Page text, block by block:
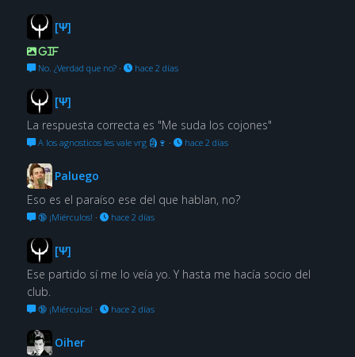
[Ψ]
GIF
No. ¿Verdad que no?· hace 2 días
[Ψ]
La respuesta correcta es "Me suda los cojones"
A los agnosticos les vale vrg 🗿🍷 · hace 2 días
Paluego
Eso es el paraíso ese del que hablan, no?
🔞 ¡Miérculos! · hace 2 días
[Ψ]
Ese partido sí me lo veía yo. Y hasta me hacía socio del
club.
🔞 ¡Miérculos! · hace 2 días
Oiher